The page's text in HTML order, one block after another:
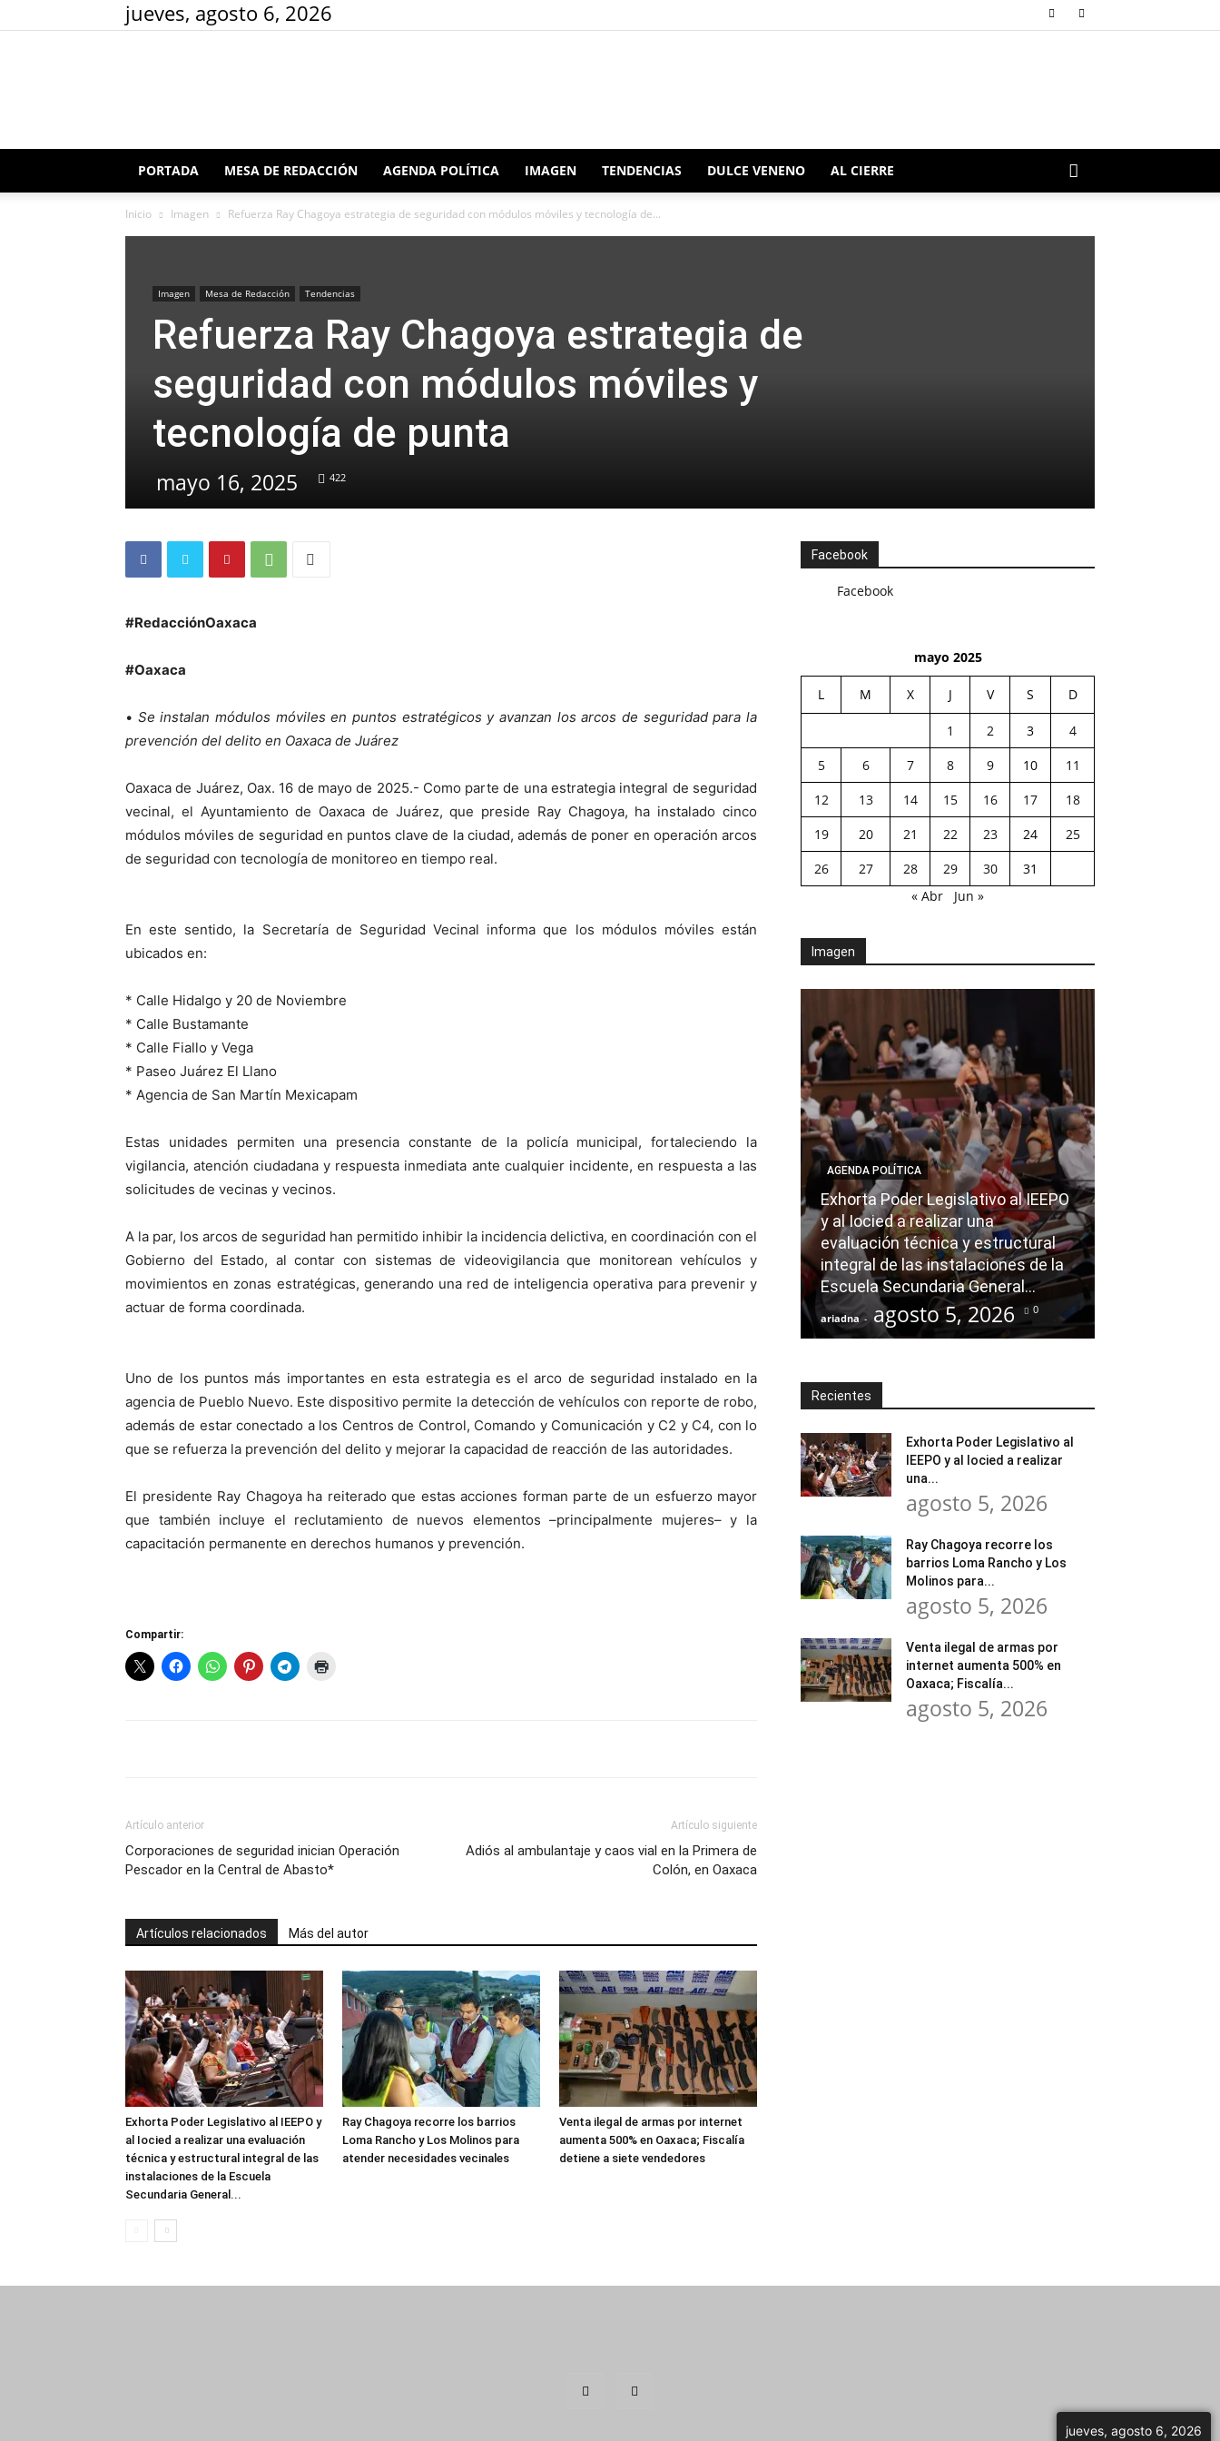
jueves, agosto 6, 2026
Redacción
PORTADA MESA DE REDACCIÓN AGENDA POLÍTICA IMAGEN TENDENCIAS DULCE VENENO AL CIERRE
Inicio Imagen Refuerza Ray Chagoya estrategia de seguridad con módulos móviles y tecnología de...
Imagen Mesa de Redacción Tendencias
Refuerza Ray Chagoya estrategia de
seguridad con módulos móviles y
tecnología de punta
mayo 16, 2025 422
#RedacciónOaxaca
#Oaxaca
• Se instalan módulos móviles en puntos estratégicos y avanzan los arcos de seguridad para la
prevención del delito en Oaxaca de Juárez
Oaxaca de Juárez, Oax. 16 de mayo de 2025.- Como parte de una estrategia integral de seguridad
vecinal, el Ayuntamiento de Oaxaca de Juárez, que preside Ray Chagoya, ha instalado cinco
módulos móviles de seguridad en puntos clave de la ciudad, además de poner en operación arcos
de seguridad con tecnología de monitoreo en tiempo real.
En este sentido, la Secretaría de Seguridad Vecinal informa que los módulos móviles están
ubicados en:
* Calle Hidalgo y 20 de Noviembre
* Calle Bustamante
* Calle Fiallo y Vega
* Paseo Juárez El Llano
* Agencia de San Martín Mexicapam
Estas unidades permiten una presencia constante de la policía municipal, fortaleciendo la
vigilancia, atención ciudadana y respuesta inmediata ante cualquier incidente, en respuesta a las
solicitudes de vecinas y vecinos.
A la par, los arcos de seguridad han permitido inhibir la incidencia delictiva, en coordinación con el
Gobierno del Estado, al contar con sistemas de videovigilancia que monitorean vehículos y
movimientos en zonas estratégicas, generando una red de inteligencia operativa para prevenir y
actuar de forma coordinada.
Uno de los puntos más importantes en esta estrategia es el arco de seguridad instalado en la
agencia de Pueblo Nuevo. Este dispositivo permite la detección de vehículos con reporte de robo,
además de estar conectado a los Centros de Control, Comando y Comunicación y C2 y C4, con lo
que se refuerza la prevención del delito y mejorar la capacidad de reacción de las autoridades.
El presidente Ray Chagoya ha reiterado que estas acciones forman parte de un esfuerzo mayor
que también incluye el reclutamiento de nuevos elementos –principalmente mujeres– y la
capacitación permanente en derechos humanos y prevención.
Compartir:
Artículo anterior
Corporaciones de seguridad inician Operación
Pescador en la Central de Abasto*
Artículo siguiente
Adiós al ambulantaje y caos vial en la Primera de
Colón, en Oaxaca
Artículos relacionados Más del autor
Exhorta Poder Legislativo al IEEPO y
al Iocied a realizar una evaluación
técnica y estructural integral de las
instalaciones de la Escuela
Secundaria General...
Ray Chagoya recorre los barrios
Loma Rancho y Los Molinos para
atender necesidades vecinales
Venta ilegal de armas por internet
aumenta 500% en Oaxaca; Fiscalía
detiene a siete vendedores
Facebook
Facebook
mayo 2025
L M X J V S D
1 2 3
4
5
6 7 8 9 10
11
12
13 14 15 16 17
18
19
20 21 22 23 24
25
26
27 28 29 30
31
« Abr
Jun »
Imagen
AGENDA POLÍTICA
Exhorta Poder Legislativo al IEEPO
y al Iocied a realizar una
evaluación técnica y estructural
integral de las instalaciones de la
Escuela Secundaria General...
ariadna - agosto 5, 2026 0
Recientes
Exhorta Poder Legislativo al
IEEPO y al Iocied a realizar
una...
agosto 5, 2026
Ray Chagoya recorre los
barrios Loma Rancho y Los
Molinos para...
agosto 5, 2026
Venta ilegal de armas por
internet aumenta 500% en
Oaxaca; Fiscalía...
agosto 5, 2026
jueves, agosto 6, 2026